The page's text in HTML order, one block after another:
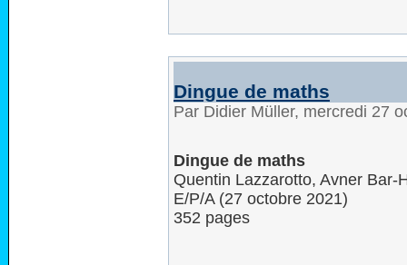
Dingue de maths
Par Didier Müller, mercredi 27
Dingue de maths
Quentin Lazzarotto, Avner Bar-
E/P/A (27 octobre 2021)
352 pages